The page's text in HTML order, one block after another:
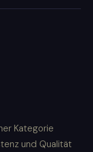
Kategorie
und Qualität